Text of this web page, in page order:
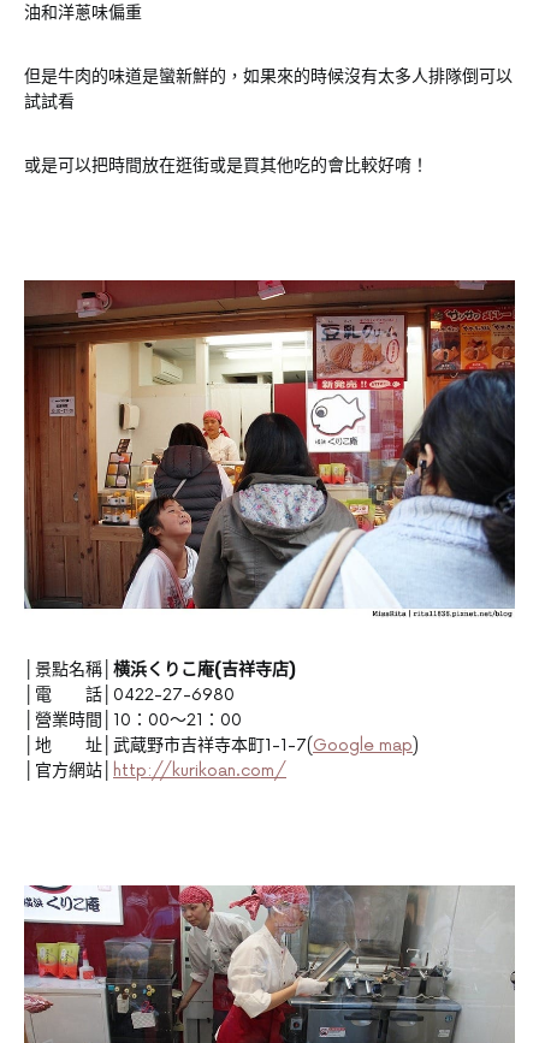
油和洋蔥味偏重
但是牛肉的味道是蠻新鮮的，如果來的時候沒有太多人排隊倒可以
試試看
或是可以把時間放在逛街或是買其他吃的會比較好唷！
│景點名稱│ 横浜くりこ庵(吉祥寺店)
│電 話│0422-27-6980
│營業時間│10：00～21：00
│地 址│武蔵野市吉祥寺本町1-1-7(Google map)
│官方網站│
http://kurikoan.com/